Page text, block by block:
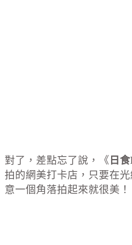
對了，差點忘了說，《 日
拍的網美打卡店，只要在
意一個角落拍起來就很美！